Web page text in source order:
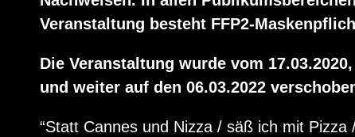
Veranstaltung besteht FFP2-
Die Veranstaltung wurde vom
und weiter auf den 06.03.2022
“Statt Cannes und Nizza / säß ich mit